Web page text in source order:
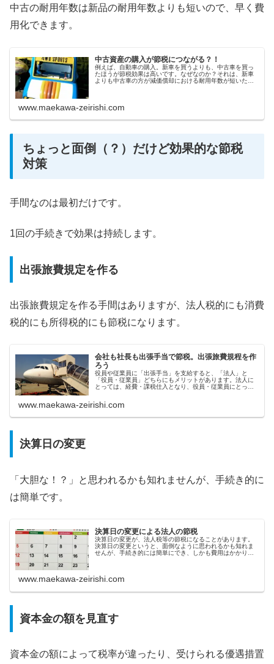
中古の耐用年数は新品の耐用年数よりも短いので、早く費
用化できます。
中古資産の購入が節税につながる？！
例えば、自動車の購入。新車を買うよりも、中古車を買っ
たほうが節税効果は高いです。なぜなのか？それは、新車
よりも中古車の方が減価償却における耐用年数が短いた
www.maekawa-zeirishi.com
ちょっと面倒（？）だけど効果的な節税
対策
手間なのは最初だけです。
1回の手続きで効果は持続します。
出張旅費規定を作る
出張旅費規定を作る手間はありますが、法人税的にも消費
税的にも所得税的にも節税になります。
会社も社長も出張手当で節税。出張旅費規程を作
ろう
役員や従業員に「出張手当」を支給すると、「法人」と
「役員・従業員」どちらにもメリットがあります。法人に
とっては、経費・課税仕入となり、役員・従業員にとって
www.maekawa-zeirishi.com
決算日の変更
「大胆な！？」と思われるかも知れませんが、手続き的に
は簡単です。
決算日の変更による法人の節税
決算日の変更が、法人税等の節税になることがあります。
決算日の変更というと、面倒なように思われるかも知れま
せんが、手続き的には簡単にでき、しかも費用はかかりま
www.maekawa-zeirishi.com
資本金の額を見直す
資本金の額によって税率が違ったり、受けられる優遇措置